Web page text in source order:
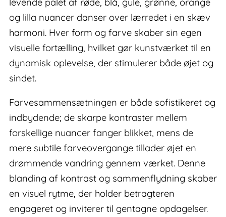
og lilla nuancer danser over lærredet i en skæv
harmoni. Hver form og farve skaber sin egen
visuelle fortælling, hvilket gør kunstværket til en
dynamisk oplevelse, der stimulerer både øjet og
sindet.
Farvesammensætningen er både sofistikeret og
indbydende; de skarpe kontraster mellem
forskellige nuancer fanger blikket, mens de
mere subtile farveovergange tillader øjet en
drømmende vandring gennem værket. Denne
blanding af kontrast og sammenflydning skaber
en visuel rytme, der holder betragteren
engageret og inviterer til gentagne opdagelser.